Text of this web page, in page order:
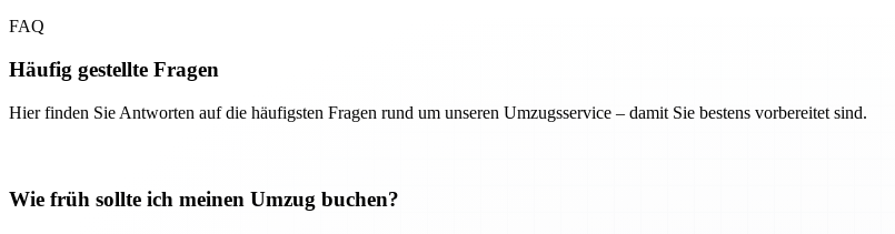
FAQ
Häufig gestellte Fragen
Hier finden Sie Antworten auf die häufigsten Fragen rund um unseren Umzugsservice – damit Sie bestens vorbereitet sind.
Wie früh sollte ich meinen Umzug buchen?